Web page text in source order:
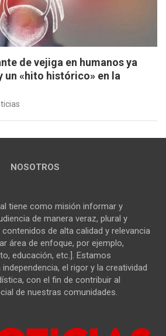
de vejiga en humanos ya
un «hito histórico» en la
NOSOTROS
tiene como misión informar y
de manera veraz, plural y
de alta calidad y relevancia
área de enfoque, por ejemplo,
educación, etc.]. Estamos
el rigor y la creatividad
con el fin de contribuir al
de nuestras comunidades.